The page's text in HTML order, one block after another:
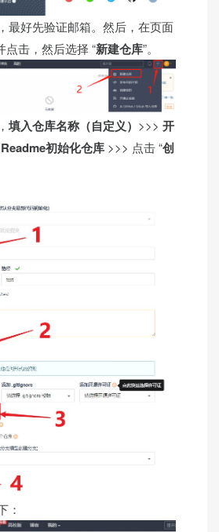
最好先验证邮箱。然后，在页面
点击，然后选择 “新建仓库”。
填入仓库名称（自定义） >>> 开
初始化仓库 >>> 点击 “创
：